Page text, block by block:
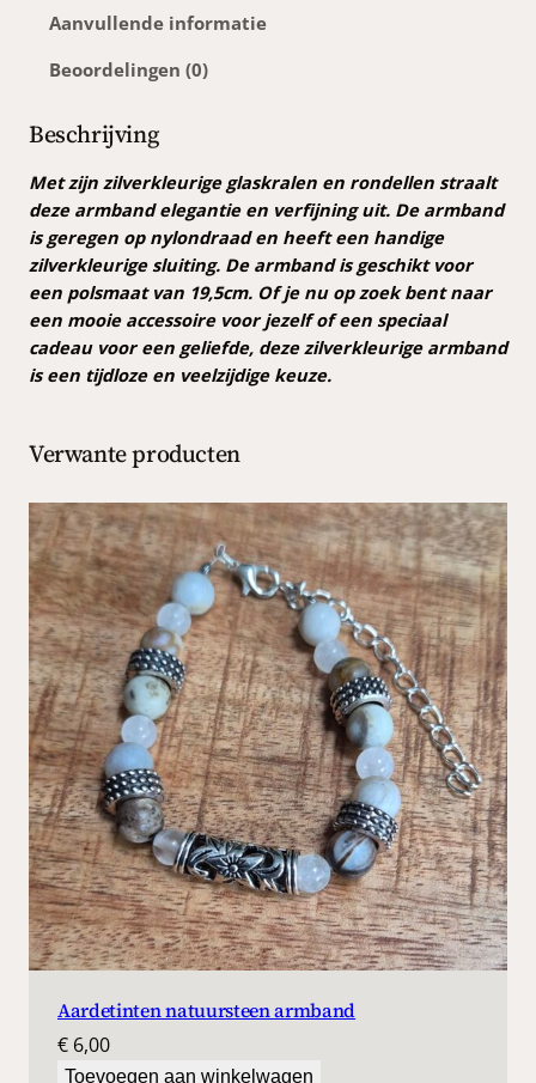
i
e
a
r
m
b
a
n
d
n
a
l
Aanvullende informatie
Beoordelingen (0)
Beschrijving
Met zijn zilverkleurige glaskralen en rondellen straalt
deze armband elegantie en verfijning uit. De armband
is geregen op nylondraad en heeft een handige
zilverkleurige sluiting. De armband is geschikt voor
een polsmaat van 19,5cm. Of je nu op zoek bent naar
een mooie accessoire voor jezelf of een speciaal
cadeau voor een geliefde, deze zilverkleurige armband
is een tijdloze en veelzijdige keuze.
Verwante producten
Aardetinten natuursteen armband
€ 6,00
Toevoegen aan winkelwagen